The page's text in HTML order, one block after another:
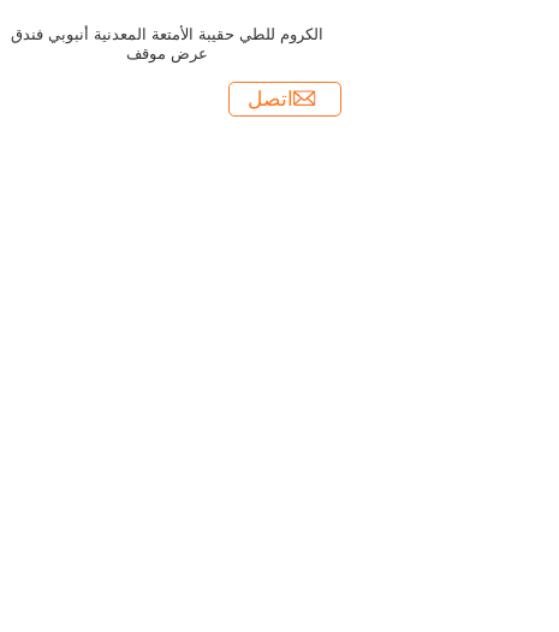
الكروم للطي حقيبة الأمتعة المعدنية أنبوبي فندق
عرض موقف
اتصل